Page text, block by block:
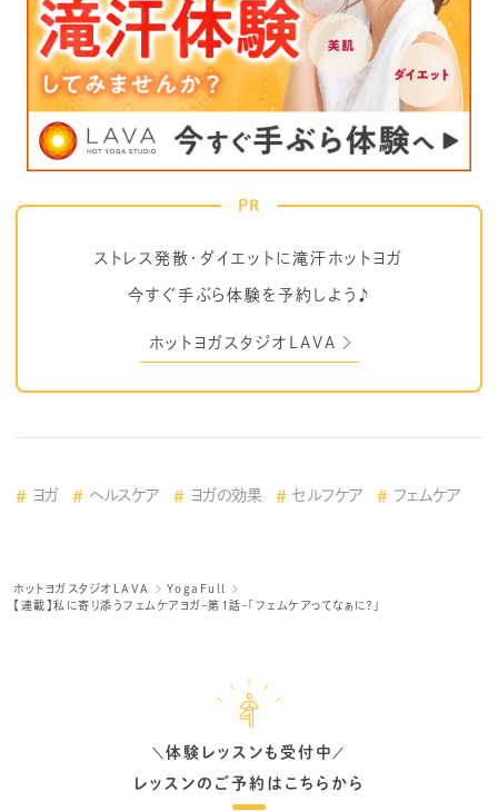
PR
ストレス発散・ダイエットに滝汗ホットヨガ
今すぐ手ぶら体験を予約しよう♪
ホットヨガスタジオLAVA
ヨガ ヘルスケア ヨガの効果 セルフケア フェムケア
ホットヨガスタジオLAVA
YogaFull
【連載】私に寄り添うフェムケアヨガ–第1話–「フェムケアってなぁに？」
＼ 体験レッスンも受付中 ／
レッスンのご予約はこちらから